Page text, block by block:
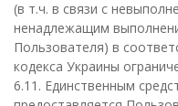
(в т.ч. в связи с
ненадлежащим
Пользователя) в
кодекса Украины
6.11. Единственным